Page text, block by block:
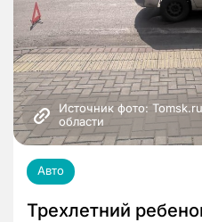
Источник фото:
области
Авто
Трехлетний